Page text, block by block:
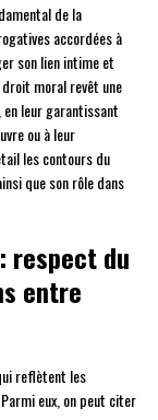
de la
accordées à
son lien intime et
moral revêt une
leur garantissant
ou à leur
les contours du
que son rôle dans
respect du
entre
reflètent les
eux, on peut citer